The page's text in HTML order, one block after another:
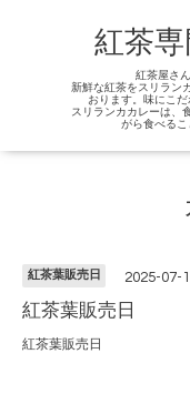
紅茶
紅茶屋さ
新鮮な紅茶をスリラン
おります。味にこだ
スリランカカレーは、
がら食べるこ
紅茶葉販売日 2025-07-
紅茶葉販売日
紅茶葉販売日